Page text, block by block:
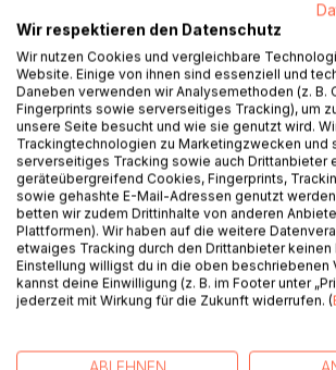
dass sie selbst einander vergessen,
fünf oder sechs Tage von einander
versuchen sie, allen Widrigkeiten zum
Schicksal so gut es eben geht zu
Regierung beschließt, Jagd auf die
Eine irre Dramödie nennt der Autor seine
es um was geht? Nun, es geht um
unerwiderte Liebe, um recht unorthodoxe
Verkupplungsmethoden, es geht um
der anders endet als erwartet, es geht
ganz besonderen Fähigkeiten und einen
selbstlosen Professor, es geht um
Wirklichkeiten, um das tragische Ende
letztendlich um die finale, die Zivilisation
Wir respektieren den Datenschutz
Wir nutzen Cookies und vergleichbare
Website. Einige von ihnen sind essenziell und
Daneben verwenden wir Analysemethoden (z. B.
Fingerprints sowie serverseitiges Tracking), um
unsere Seite besucht und wie sie genutzt wird.
Trackingtechnologien zu Marketingzwecken und
serverseitiges Tracking sowie auch Drittanbieter
geräteübergreifend Cookies, Fingerprints,
sowie gehashte E-Mail-Adressen genutzt
betten wir zudem Drittinhalte von anderen
Plattformen). Wir haben auf die weitere
etwaiges Tracking durch den Drittanbieter keinen
Einstellung willigst du in die oben beschriebenen
kannst deine Einwilligung (z. B. im Footer unter
jederzeit mit Wirkung für die Zukunft widerrufen. (